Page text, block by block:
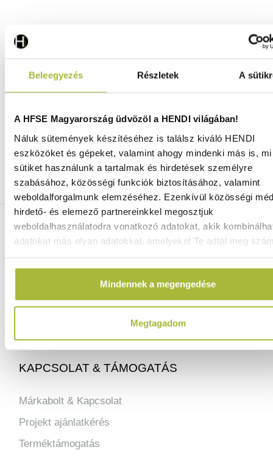
Beleegyezés Részletek A
A HFSE Magyarország üdvözöl a HENDI világában!
Náluk sütemények készítéséhez is találsz kiváló HENDI
eszközöket és gépeket, valamint ahogy mindenki más is,
sütiket használunk a tartalmak és hirdetések személyre
szabásához, közösségi funkciók biztosításához, valamint
weboldalforgalmunk elemzéséhez. Ezenkívül közösségi
hirdető- és elemező partnereinkkel megosztjuk
weboldalhasználatodra vonatkozó adatokat, akik
adatokat más olyan adatokkal, amelyeket Te adtál meg
Mindennek a megengedése
Megtagadom
Ingyenes szállítás 25 000 Ft felett
Szállítás akár 1 munkanapon belül
Mindig a legkedvezőbb HENDI árak
Több mint 2000 termék raktáron
ELÉRHETŐSÉGEINK
info@hfse.hu
KAPCSOLAT & TÁMOGATÁS
Márkabolt & Kapcsolat
Projekt ajánlatkérés
Terméktámogatás